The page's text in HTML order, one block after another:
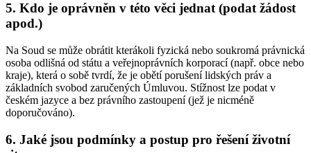
5. Kdo je oprávněn v této věci jednat (podat žádost
apod.)
Na Soud se může obrátit kterákoli fyzická nebo soukromá právnická
osoba odlišná od státu a veřejnoprávních korporací (např. obce nebo
kraje), která o sobě tvrdí, že je obětí porušení lidských práv a
základních svobod zaručených Úmluvou. Stížnost lze podat v
českém jazyce a bez právního zastoupení (jež je nicméně
doporučováno).
6. Jaké jsou podmínky a postup pro řešení životní